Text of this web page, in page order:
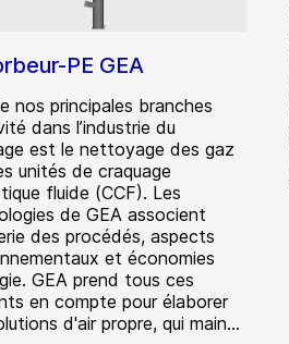
PE GEA
nos principales branches
dans l’industrie du
est le nettoyage des gaz
unités de craquage
fluide (CCF). Les
de GEA associent
des procédés, aspects
et économies
GEA prend tous ces
en compte pour élaborer
d'air propre, qui main...